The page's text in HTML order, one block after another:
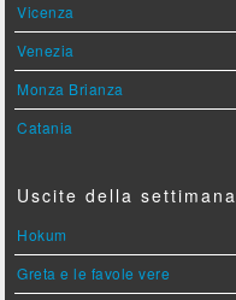
Vicenza
Venezia
Monza Brianza
Catania
Uscite della settimana
Hokum
Greta e le favole vere